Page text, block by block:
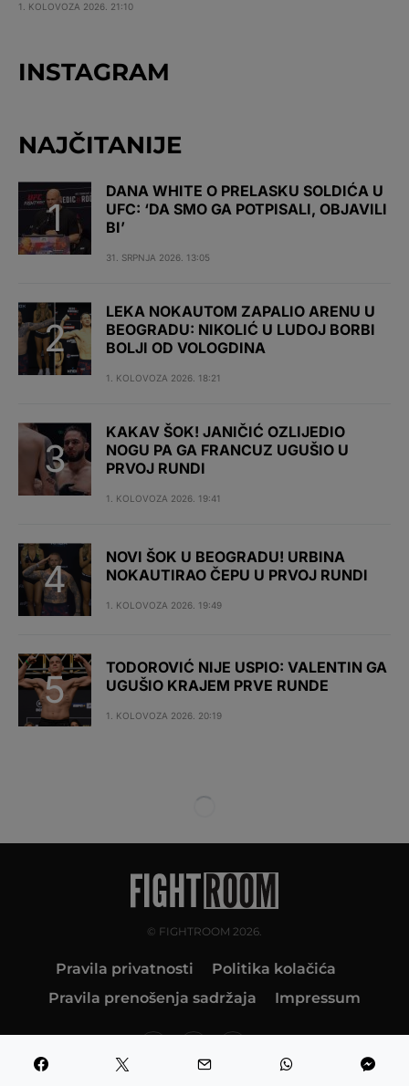
1. KOLOVOZA 2026. 21:10
INSTAGRAM
NAJČITANIJE
DANA WHITE O PRELASKU SOLDIĆA U
UFC: ‘DA SMO GA POTPISALI, OBJAVILI
BI’
31. SRPNJA 2026. 13:05
LEKA NOKAUTOM ZAPALIO ARENU U
BEOGRADU: NIKOLIĆ U LUDOJ BORBI
BOLJI OD VOLOGDINA
1. KOLOVOZA 2026. 18:21
KAKAV ŠOK! JANIČIĆ OZLIJEDIO
NOGU PA GA FRANCUZ UGUŠIO U
PRVOJ RUNDI
1. KOLOVOZA 2026. 19:41
NOVI ŠOK U BEOGRADU! URBINA
NOKAUTIRAO ČEPU U PRVOJ RUNDI
1. KOLOVOZA 2026. 19:49
TODOROVIĆ NIJE USPIO: VALENTIN GA
UGUŠIO KRAJEM PRVE RUNDE
1. KOLOVOZA 2026. 20:19
© FIGHTROOM 2026.
Pravila privatnosti
Politika kolačića
Pravila prenošenja sadržaja
Impressum